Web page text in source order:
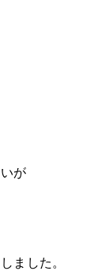
が
ました。